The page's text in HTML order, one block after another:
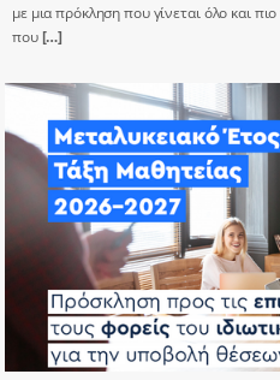
με μια πρόκληση που γίνεται όλο και
που[…]